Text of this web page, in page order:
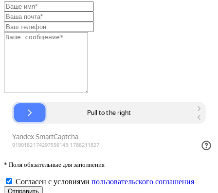
* Поля обязательные для заполнения
Согласен с условиями пользовательского соглашения